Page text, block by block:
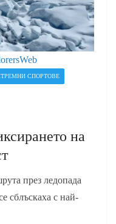
СПОРТОВЕ
на
през ледопада
сблъскаха с най-